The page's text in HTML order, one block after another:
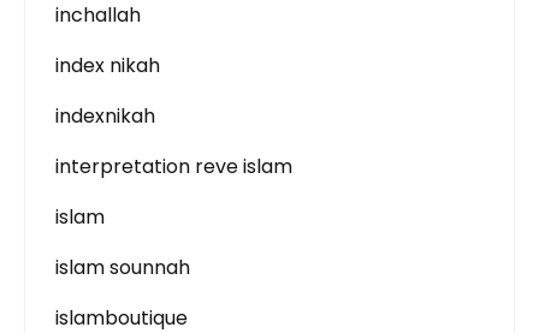
inchallah
index nikah
indexnikah
interpretation reve islam
islam
islam sounnah
islamboutique